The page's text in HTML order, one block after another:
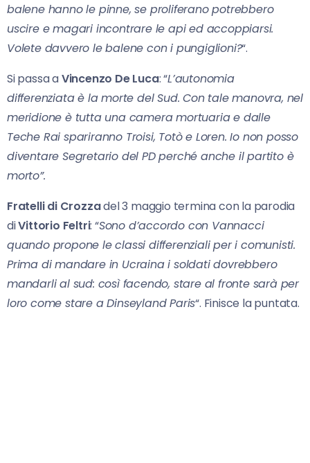
balene hanno le pinne, se proliferano potrebbero
uscire e magari incontrare le api ed accoppiarsi.
Volete davvero le balene con i pungiglioni?“.
Si passa aVincenzo De Luca: “L’autonomia
differenziata è la morte del Sud. Con tale manovra, nel
meridione è tutta una camera mortuaria e dalle
Teche Rai spariranno Troisi, Totò e Loren. Io non posso
diventare Segretario del PD perché anche il partito è
morto”.
Fratelli di Crozzadel 3 maggio termina con la parodia
diVittorio Feltri: “Sono d’accordo con Vannacci
quando propone le classi differenziali per i comunisti.
Prima di mandare in Ucraina i soldati dovrebbero
mandarli al sud: così facendo, stare al fronte sarà per
loro come stare a Dinseyland Paris“. Finisce la puntata.